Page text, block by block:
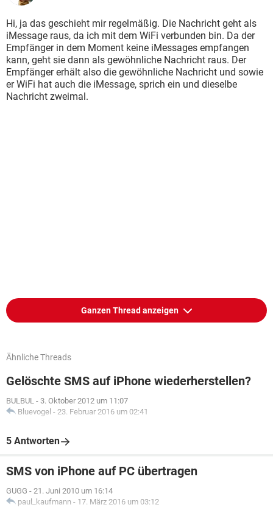
Hi, ja das geschieht mir regelmäßig. Die Nachricht geht als
iMessage raus, da ich mit dem WiFi verbunden bin. Da der
Empfänger in dem Moment keine iMessages empfangen
kann, geht sie dann als gewöhnliche Nachricht raus. Der
Empfänger erhält also die gewöhnliche Nachricht und sowie
er WiFi hat auch die iMessage, sprich ein und dieselbe
Nachricht zweimal.
Ganzen Thread anzeigen
Ähnliche Threads
Gelöschte SMS auf iPhone wiederherstellen?
BULBUL - 3. Oktober 2012 um 11:07
Bluevogel - 23. Februar 2016 um 02:41
5 Antworten
SMS von iPhone auf PC übertragen
GUGG - 21. Juni 2010 um 16:14
paul_kaufmann - 17. März 2016 um 03:12